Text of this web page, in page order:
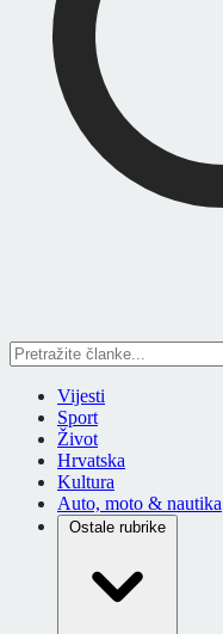
Vijesti
Sport
Život
Hrvatska
Kultura
Auto, moto & nautika
Ostale rubrike